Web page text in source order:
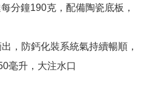
分鐘190克，配備陶瓷底板，
，防鈣化裝系統氣持續暢順，
毫升，大注水口